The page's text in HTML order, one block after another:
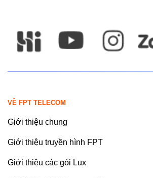
VỀ FPT TELECOM
Giới thiệu chung
Giới thiệu truyền hình FPT
Giới thiệu các gói Lux